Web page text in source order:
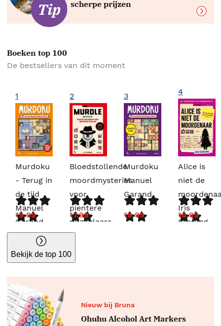
scherpe prijzen
Boeken top 100
De bestsellers van dit moment
1
Murdoku
- Terug in
de tijd
Manuel
Garand
19.99
2
Bloedstollende
moordmysteries
voor
pientere
puzzelaars
G.T.
Karber
17.99
3
Murdoku
Manuel
Garand
19.99
4
Alice is
niet de
Iris
Starling
16.99
Bekijk de top 100
Nieuw bij Bruna
Ohuhu Alcohol Art Markers